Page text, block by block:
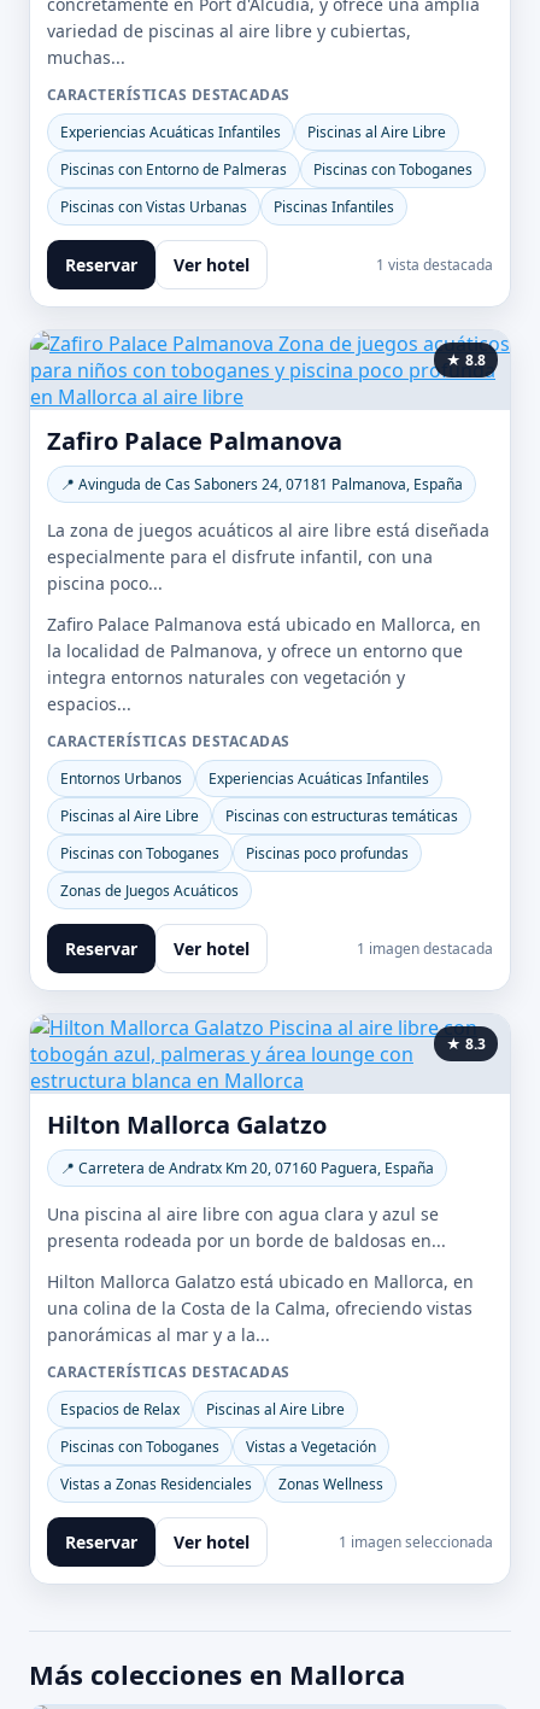
variedad de piscinas al aire libre y cubiertas,
muchas...
CARACTERÍSTICAS DESTACADAS
Experiencias Acuáticas Infantiles
Piscinas al Aire Libre
Piscinas con Entorno de Palmeras
Piscinas con Toboganes
Piscinas con Vistas Urbanas
Piscinas Infantiles
Reservar Ver hotel 1 vista destacada
★ 8.8
Zafiro Palace Palmanova
📍 Avinguda de Cas Saboners 24, 07181 Palmanova, España
La zona de juegos acuáticos al aire libre está diseñada
especialmente para el disfrute infantil, con una
piscina poco...
Zafiro Palace Palmanova está ubicado en Mallorca, en
la localidad de Palmanova, y ofrece un entorno que
integra entornos naturales con vegetación y
espacios...
CARACTERÍSTICAS DESTACADAS
Entornos Urbanos
Experiencias Acuáticas Infantiles
Piscinas al Aire Libre
Piscinas con estructuras temáticas
Piscinas con Toboganes
Piscinas poco profundas
Zonas de Juegos Acuáticos
Reservar Ver hotel 1 imagen destacada
★ 8.3
Hilton Mallorca Galatzo
📍 Carretera de Andratx Km 20, 07160 Paguera, España
Una piscina al aire libre con agua clara y azul se
presenta rodeada por un borde de baldosas en...
Hilton Mallorca Galatzo está ubicado en Mallorca, en
una colina de la Costa de la Calma, ofreciendo vistas
panorámicas al mar y a la...
CARACTERÍSTICAS DESTACADAS
Espacios de Relax
Piscinas al Aire Libre
Piscinas con Toboganes
Vistas a Vegetación
Vistas a Zonas Residenciales
Zonas Wellness
Reservar Ver hotel 1 imagen seleccionada
Más colecciones en Mallorca